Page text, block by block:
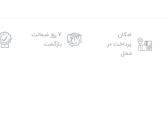
امکان
پرداخت در
محل
۷ روز ضمانت
بازگشت